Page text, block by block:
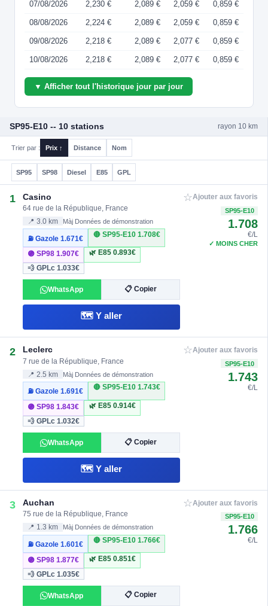
07/08/2026 2,230 € 2,089 € 2,059 € 0,859 €
08/08/2026 2,224 € 2,089 € 2,059 € 0,859 €
09/08/2026 2,218 € 2,089 € 2,077 € 0,859 €
10/08/2026 2,218 € 2,089 € 2,077 € 0,859 €
▼ Afficher tout l'historique jour par jour
SP95-E10 -- 10 stations rayon 10 km
Trier par : Prix ↑ Distance Nom
SP95 SP98 Diesel E85 GPL
1 Casino
64 rue de la République, France
📍 3.0 km Màj Données de démonstration
⛽ Gazole1.671€
🔴 SP95-E10 1.708€
🟣 SP981.907€ 🌿 E85 0.893€
💨 GPLc1.033€
WhatsApp 📋 Copier
🗺️ Y aller
☆Ajouter aux favoris
SP95-E10
1.708
€/L
✓ MOINS CHER
2 Leclerc
7 rue de la République, France
📍 2.5 km Màj Données de démonstration
⛽ Gazole1.691€
🔴 SP95-E10 1.743€
🟣 SP981.843€ 🌿 E85 0.914€
💨 GPLc1.032€
WhatsApp 📋 Copier
🗺️ Y aller
☆Ajouter aux favoris
SP95-E10
1.743
€/L
3 Auchan
75 rue de la République, France
📍 1.3 km Màj Données de démonstration
⛽ Gazole1.601€
🔴 SP95-E10 1.766€
🟣 SP981.877€ 🌿 E85 0.851€
💨 GPLc1.035€
WhatsApp 📋 Copier
☆Ajouter aux favoris
SP95-E10
1.766
€/L